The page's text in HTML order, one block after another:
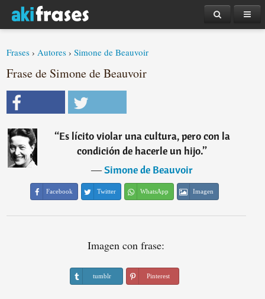
Frases ›Autores ›Simone de Beauvoir
Frase de Simone de Beauvoir
“Es lícito violar una cultura, pero con la
condición de hacerle un hijo.”
―Simone de Beauvoir
Facebook Twitter WhatsApp Imagen
Imagen con frase:
tumblr Pinterest